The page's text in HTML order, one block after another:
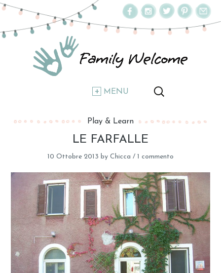
MENU
Play & Learn
LE FARFALLE
10 Ottobre 2013 by Chicca / 1 commento